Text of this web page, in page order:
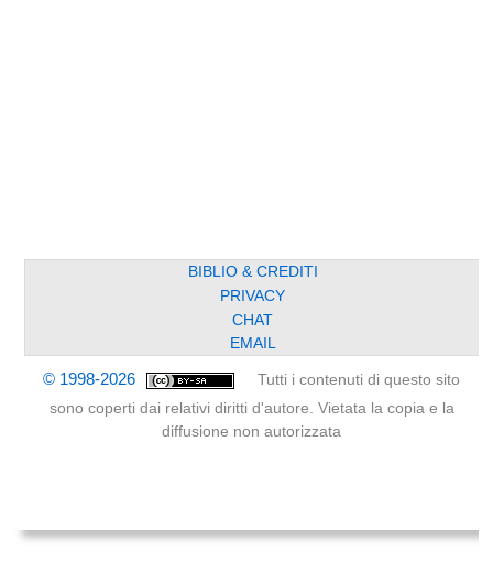
BIBLIO & CREDITI
PRIVACY
CHAT
EMAIL
© 1998-2026
Tutti i contenuti di questo sito
sono coperti dai relativi diritti d'autore. Vietata la copia e la
diffusione non autorizzata